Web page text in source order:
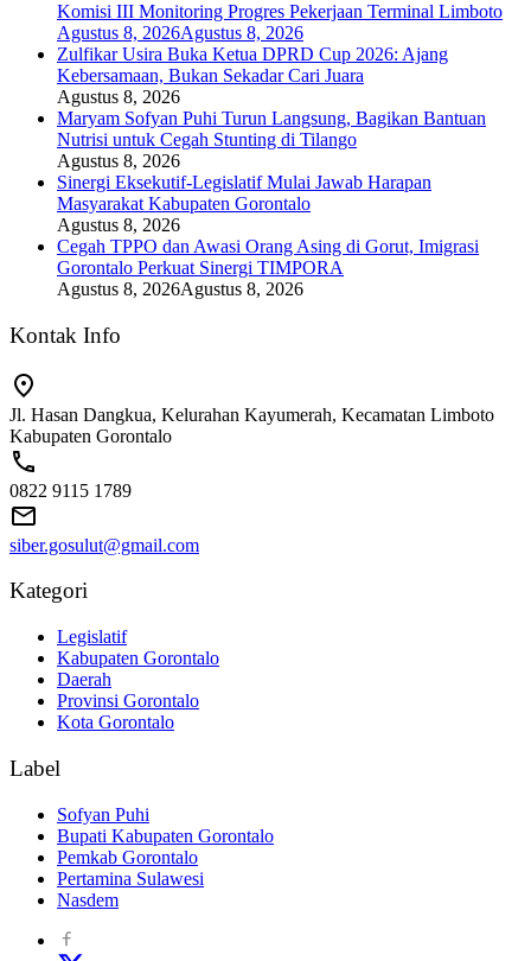
Komisi III Monitoring Progres Pekerjaan Terminal Limboto
Agustus 8, 2026Agustus 8, 2026
Zulfikar Usira Buka Ketua DPRD Cup 2026: Ajang
Kebersamaan, Bukan Sekadar Cari Juara
Agustus 8, 2026
Maryam Sofyan Puhi Turun Langsung, Bagikan Bantuan
Nutrisi untuk Cegah Stunting di Tilango
Agustus 8, 2026
Sinergi Eksekutif-Legislatif Mulai Jawab Harapan
Masyarakat Kabupaten Gorontalo
Agustus 8, 2026
Cegah TPPO dan Awasi Orang Asing di Gorut, Imigrasi
Gorontalo Perkuat Sinergi TIMPORA
Agustus 8, 2026Agustus 8, 2026
Kontak Info
Jl. Hasan Dangkua, Kelurahan Kayumerah, Kecamatan Limboto
Kabupaten Gorontalo
0822 9115 1789
siber.gosulut@gmail.com
Kategori
Legislatif
Kabupaten Gorontalo
Daerah
Provinsi Gorontalo
Kota Gorontalo
Label
Sofyan Puhi
Bupati Kabupaten Gorontalo
Pemkab Gorontalo
Pertamina Sulawesi
Nasdem